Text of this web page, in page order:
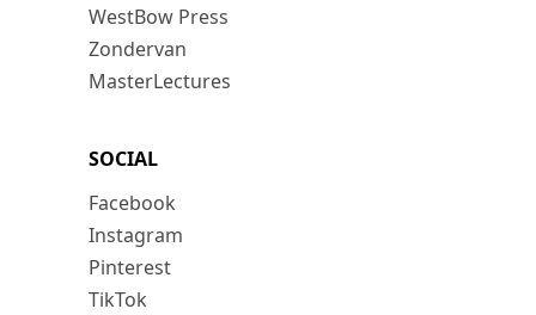
WestBow Press
Zondervan
MasterLectures
SOCIAL
Facebook
Instagram
Pinterest
TikTok